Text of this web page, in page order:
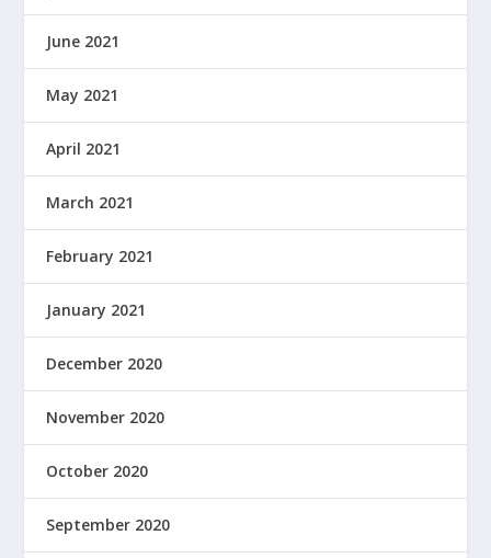
June 2021
May 2021
April 2021
March 2021
February 2021
January 2021
December 2020
November 2020
October 2020
September 2020